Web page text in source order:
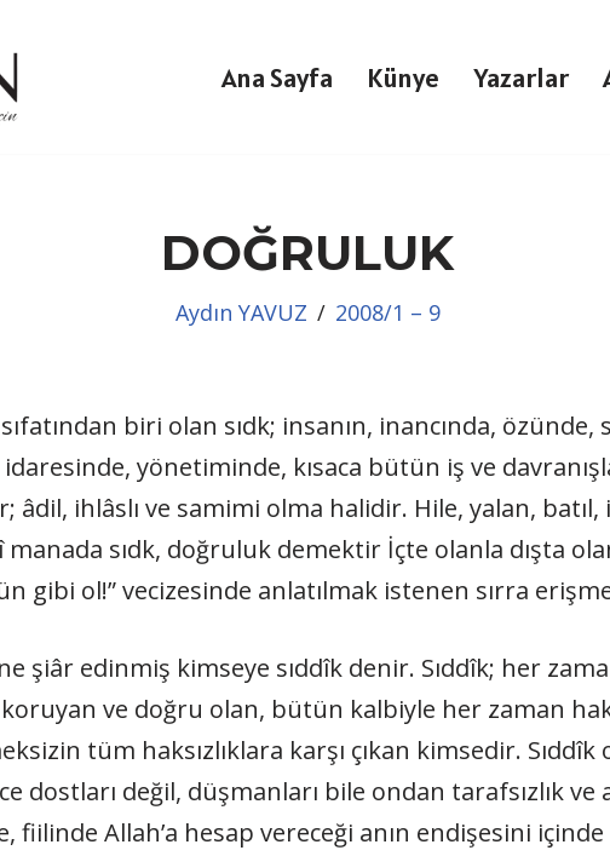
Ana Sayfa Künye Yazarlar
DOĞRULUK
Aydın YAVUZ 2008/1 – 9
biri olan sıdk; insanın, inancında,
yönetimin­de, kısaca bütün iş ve
âdil, ihlâslı ve samimi olma halidir. Hile, yalan,
manada sıdk, doğruluk demektir İçte olanla dışta
gibi ol!” vecizesinde anlatılmak istenen sırra
şiâr edinmiş kimseye sıddîk denir. Sıddîk; her
ve doğru olan, bütün kal­biyle her zaman
tüm haksızlıklara karşı çıkan kimsedir.
dostları değil, düşmanları bile ondan tarafsızlık ve
Allah’a hesap vereceği anın endişesini içinde